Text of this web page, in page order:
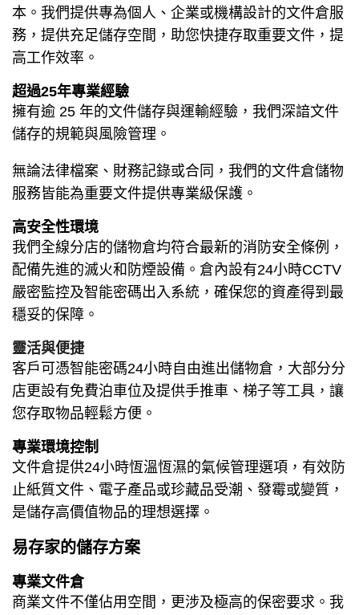
本。我們提供專為個人、企業或機構設計的文件倉服
務，提供充足儲存空間，助您快捷存取重要文件，提
高工作效率。
超過25年專業經驗
擁有逾 25 年的文件儲存與運輸經驗，我們深諳文件
儲存的規範與風險管理。
無論法律檔案、財務記錄或合同，我們的文件倉儲物
服務皆能為重要文件提供專業級保護。
高安全性環境
我們全線分店的儲物倉均符合最新的消防安全條例，
配備先進的滅火和防煙設備。倉內設有24小時CCTV
嚴密監控及智能密碼出入系統，確保您的資產得到最
穩妥的保障。
靈活與便捷
客戶可憑智能密碼24小時自由進出儲物倉，大部分分
店更設有免費泊車位及提供手推車、梯子等工具，讓
您存取物品輕鬆方便。
專業環境控制
文件倉提供24小時恆溫恆濕的氣候管理選項，有效防
止紙質文件、電子產品或珍藏品受潮、發霉或變質，
是儲存高價值物品的理想選擇。
易存家的儲存方案
專業文件倉
商業文件不僅佔用空間，更涉及極高的保密要求。我